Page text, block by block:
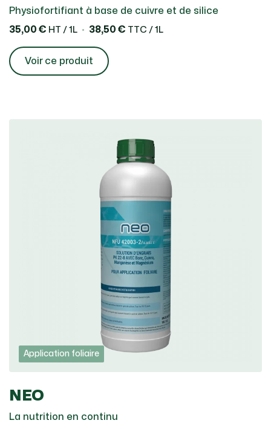
Physiofortifiant à base de cuivre et de silice
35,00 € HT / 1L 38,50 € TTC / 1L
Voir ce produit
Application foliaire
NEO
La nutrition en continu